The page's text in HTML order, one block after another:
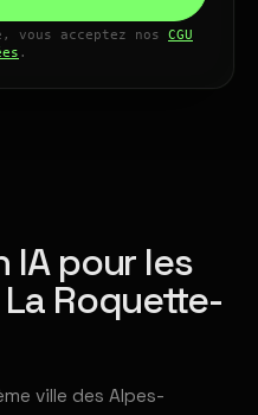
vous acceptez nos CGU
.
pour les
Roquette-
ville des Alpes-